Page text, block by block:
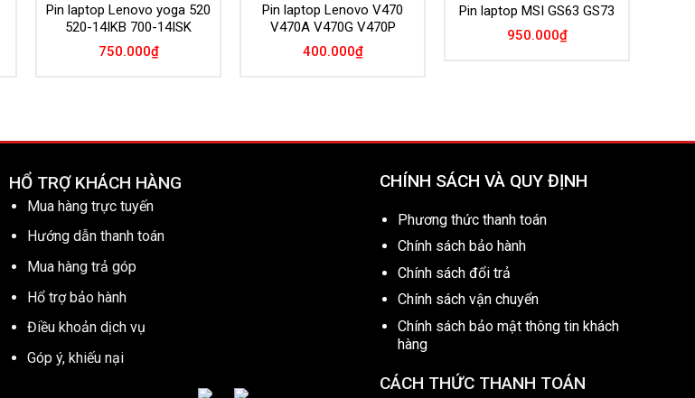
Pin laptop Lenovo yoga 520
520-14IKB 700-14ISK
750.000₫
Pin laptop Lenovo V470
V470A V470G V470P
400.000₫
Pin laptop MSI GS63 GS73
950.000₫
HỔ TRỢ KHÁCH HÀNG
Mua hàng trực tuyến
Hướng dẫn thanh toán
Mua hàng trả góp
Hổ trợ bảo hành
Điều khoản dịch vụ
Góp ý, khiếu nại
CHÍNH SÁCH VÀ QUY ĐỊNH
Phương thức thanh toán
Chính sách bảo hành
Chính sách đổi trả
Chính sách vận chuyển
Chính sách bảo mật thông tin khách
hàng
CÁCH THỨC THANH TOÁN